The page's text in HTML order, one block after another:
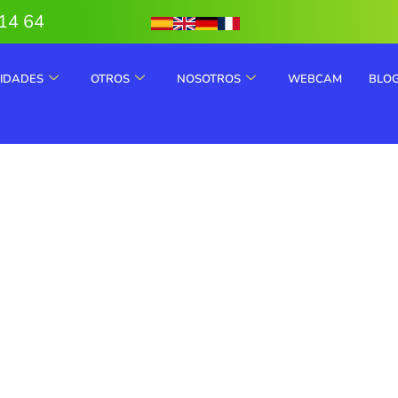
64
OTROS NOSOTROS WEBCAM